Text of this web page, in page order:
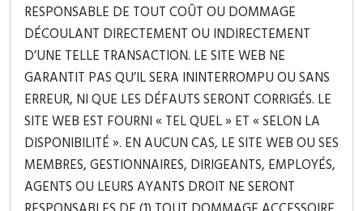
RESPONSABLE DE TOUT COÛT OU DOMMAGE
DÉCOULANT DIRECTEMENT OU INDIRECTEMENT
D’UNE TELLE TRANSACTION. LE SITE WEB NE
GARANTIT PAS QU’IL SERA ININTERROMPU OU SANS
ERREUR, NI QUE LES DÉFAUTS SERONT CORRIGÉS. LE
SITE WEB EST FOURNI « TEL QUEL » ET « SELON LA
DISPONIBILITÉ ». EN AUCUN CAS, LE SITE WEB OU SES
MEMBRES, GESTIONNAIRES, DIRIGEANTS, EMPLOYÉS,
AGENTS OU LEURS AYANTS DROIT NE SERONT